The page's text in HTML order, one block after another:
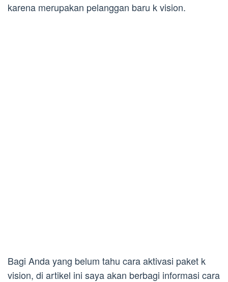
karena merupakan pelanggan baru k vision.
Bagi Anda yang belum tahu cara aktivasi paket k
vision, di artikel ini saya akan berbagi informasi cara